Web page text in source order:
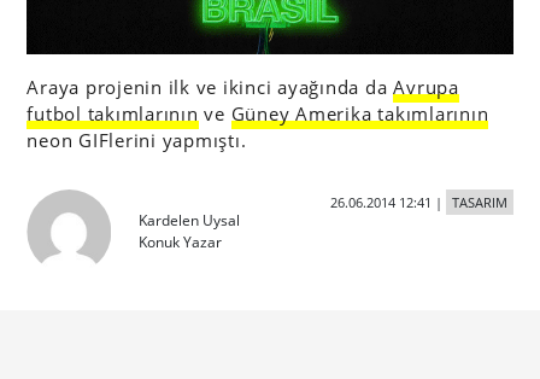
Araya projenin ilk ve ikinci ayağında daAvrupa
futbol takımlarının ve Güney Amerika takımlarının
neon GIFlerini yapmıştı.
Kardelen Uysal
Konuk Yazar
26.06.2014 12:41 | TASARIM